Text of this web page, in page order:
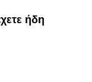
ήδη